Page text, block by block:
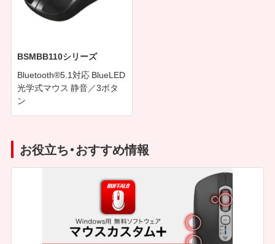
BSMBB110シリーズ
Bluetooth®5.1対応 BlueLED
光学式マウス 静音／3ボタ
ン
お役立ち・おすすめ情報